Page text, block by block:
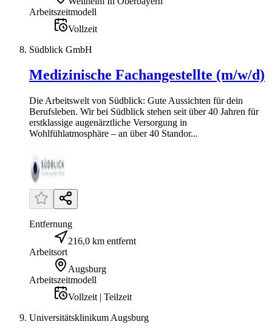
Arbeitszeitmodell
Vollzeit
Südblick GmbH
Medizinische Fachangestellte (m/w/d)
Die Arbeitswelt von Südblick: Gute Aussichten für dein
Berufsleben. Wir bei Südblick stehen seit über 40 Jahren für
erstklassige augenärztliche Versorgung in
Wohlfühlatmosphäre – an über 40 Standor...
Entfernung
216,0 km entfernt
Arbeitsort
Augsburg
Arbeitszeitmodell
Vollzeit | Teilzeit
Universitätsklinikum Augsburg